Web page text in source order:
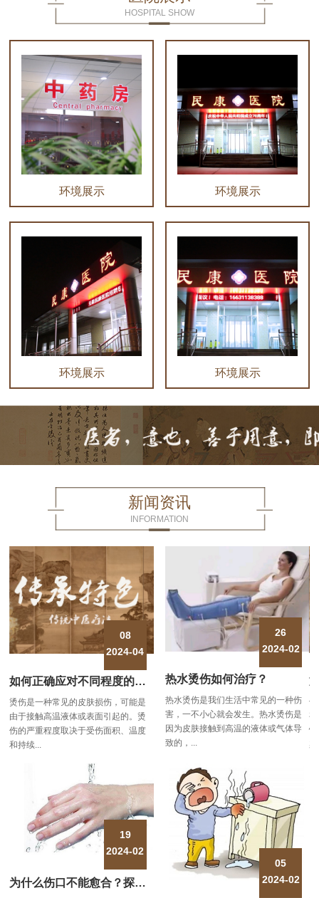
HOSPITAL SHOW
环境展示 环境展示
环境展示 环境展示
新闻资讯
INFORMATION
08
2024-04
如何正确应对不同程度的烫伤？
烫伤是一种常见的皮肤损伤，可能是
由于接触高温液体或表面引起的。烫
伤的严重程度取决于受伤面积、温度
和持续...
26
2024-02
热水烫伤如何治疗？
热水烫伤是我们生活中常见的一种伤
害，一不小心就会发生。热水烫伤是
因为皮肤接触到高温的液体或气体导
致的，...
19
2024-02
为什么伤口不能愈合？探寻原因与解决方法
05
2024-02